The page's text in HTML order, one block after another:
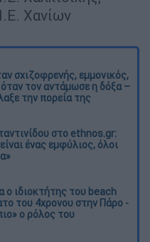
Χανίων
σχιζοφρενής, εμμονικός,
τον αντάμωσε η δόξα –
την πορεία της
στο ethnos.gr:
ένας εμφύλιος, όλοι
ο ιδιοκτήτης του beach
του 4χρονου στην Πάρο -
ο ρόλος του